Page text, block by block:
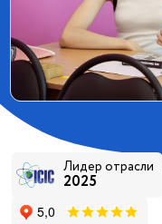
Лидер отрасли
2025